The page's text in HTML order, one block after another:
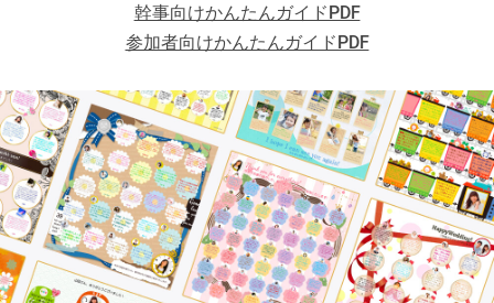
幹事向けかんたんガイドPDF
参加者向けかんたんガイドPDF